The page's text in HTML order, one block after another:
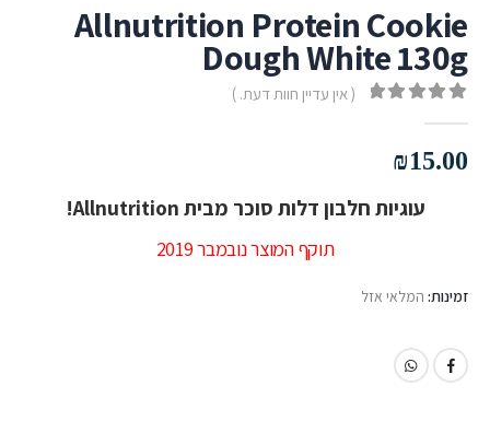
Allnutrition Protein Cookie
Dough White 130g
( אין עדיין חוות דעת. )
₪15.00
עוגיות חלבון דלות סוכר מבית Allnutrition!
תוקף המוצר נובמבר 2019
זמינות: המלאי אזל